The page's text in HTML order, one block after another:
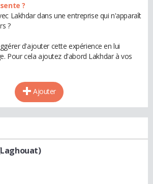
?
Lakhdar dans une entreprise qui n'apparaît
?
d'ajouter cette expérience en lui
Pour cela ajoutez d'abord Lakhdar à vos
Ajouter